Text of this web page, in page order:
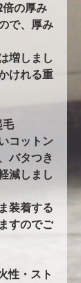
倍の厚み
で、厚み
増しまし
けれる重
毛
コットン
バタつき
減しまし
装着する
すのでご
性・スト